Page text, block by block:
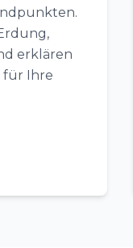
erklären
für Ihre